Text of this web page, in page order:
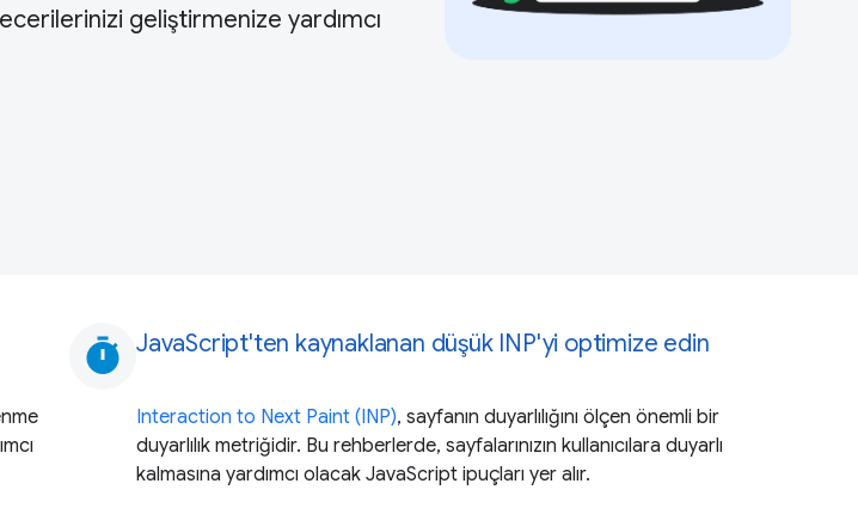
geliştirmenize yardımcı
timer JavaScript'ten kaynaklanan düşük INP'yi optimize edin
Interaction to Next Paint (INP), sayfanın duyarlılığını ölçen önemli bir
duyarlılık metriğidir. Bu rehberlerde, sayfalarınızın kullanıcılara duyarlı
kalmasına yardımcı olacak JavaScript ipuçları yer alır.